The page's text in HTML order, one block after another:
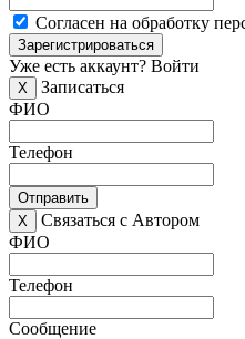
Согласен на обработку
Зарегистрироваться
Уже есть аккаунт? Войти
X
Записаться
ФИО
Телефон
Отправить
X
Связаться с Автором
ФИО
Телефон
Сообщение